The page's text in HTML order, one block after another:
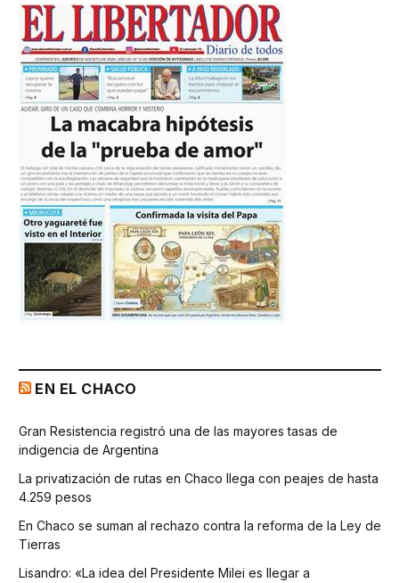
EN EL CHACO
Gran Resistencia registró una de las mayores tasas de
indigencia de Argentina
La privatización de rutas en Chaco llega con peajes de hasta
4.259 pesos
En Chaco se suman al rechazo contra la reforma de la Ley de
Tierras
Lisandro: «La idea del Presidente Milei es llegar a